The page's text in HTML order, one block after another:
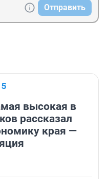
Отправить
высокая в
рассказал
края —